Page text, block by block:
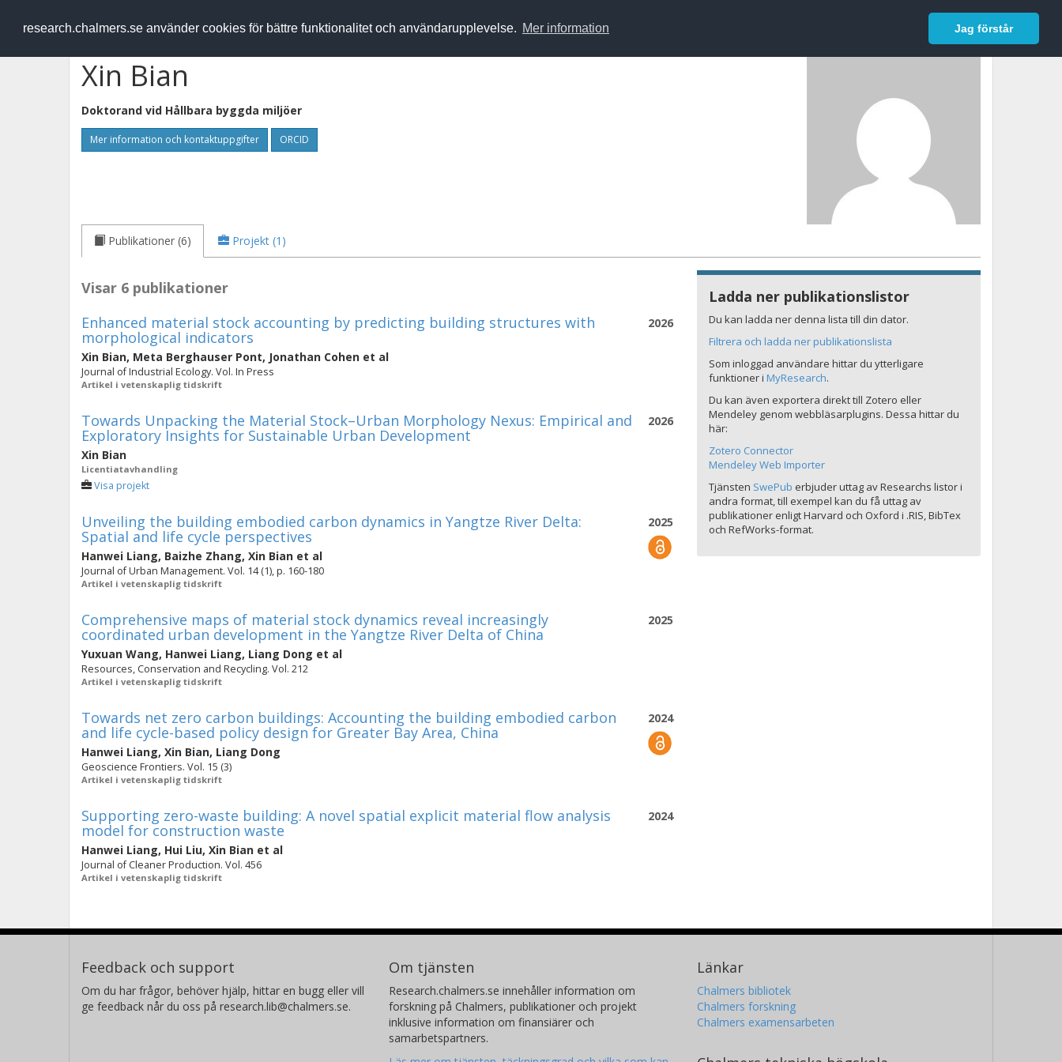
research.chalmers.se använder cookies för bättre funktionalitet och användarupplevelse. Mer information Jag förstår
RESEARCH.chalmers.se Logga in
Xin Bian
Doktorand vid Hållbara byggda miljöer
Mer information och kontaktuppgifter ORCID
Publikationer (6) Projekt (1)
Visar 6 publikationer
2026
Enhanced material stock accounting by predicting building structures with
morphological indicators
Xin Bian, Meta Berghauser Pont, Jonathan Cohen et al
Journal of Industrial Ecology. Vol. In Press
Artikel i vetenskaplig tidskrift
2026
Towards Unpacking the Material Stock–Urban Morphology Nexus: Empirical and
Exploratory Insights for Sustainable Urban Development
Xin Bian
Licentiatavhandling
Visa projekt
2025
Unveiling the building embodied carbon dynamics in Yangtze River Delta:
Spatial and life cycle perspectives
Hanwei Liang, Baizhe Zhang, Xin Bian et al
Journal of Urban Management. Vol. 14 (1), p. 160-180
Artikel i vetenskaplig tidskrift
2025
Comprehensive maps of material stock dynamics reveal increasingly
coordinated urban development in the Yangtze River Delta of China
Yuxuan Wang, Hanwei Liang, Liang Dong et al
Resources, Conservation and Recycling. Vol. 212
Artikel i vetenskaplig tidskrift
2024
Towards net zero carbon buildings: Accounting the building embodied carbon
and life cycle-based policy design for Greater Bay Area, China
Hanwei Liang, Xin Bian, Liang Dong
Geoscience Frontiers. Vol. 15 (3)
Artikel i vetenskaplig tidskrift
2024
Supporting zero-waste building: A novel spatial explicit material flow analysis
model for construction waste
Hanwei Liang, Hui Liu, Xin Bian et al
Journal of Cleaner Production. Vol. 456
Artikel i vetenskaplig tidskrift
Ladda ner publikationslistor
Du kan ladda ner denna lista till din dator.
Filtrera och ladda ner publikationslista
Som inloggad användare hittar du ytterligare
funktioner i MyResearch.
Du kan även exportera direkt till Zotero eller
Mendeley genom webbläsarplugins. Dessa hittar du
här:
Zotero Connector
Mendeley Web Importer
Tjänsten SwePub erbjuder uttag av Researchs listor i
andra format, till exempel kan du få uttag av
publikationer enligt Harvard och Oxford i .RIS, BibTex
och RefWorks-format.
Feedback och support
Om du har frågor, behöver hjälp, hittar en bugg eller vill
ge feedback når du oss på research.lib@chalmers.se.
Om tjänsten
Research.chalmers.se innehåller information om
forskning på Chalmers, publikationer och projekt
inklusive information om finansiärer och
samarbetspartners.
Länkar
Chalmers bibliotek
Chalmers forskning
Chalmers examensarbeten